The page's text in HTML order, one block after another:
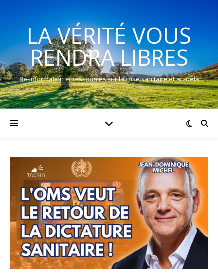
LA VÉRITÉ VOUS
RENDRA LIBRES
Ré-information et ressources sur la crise sanitaire et au-delà